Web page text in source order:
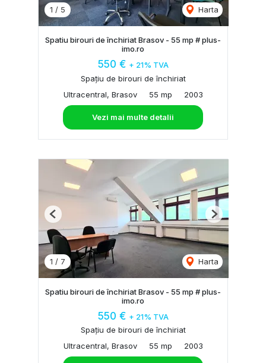
1 / 5 Harta
Spatiu birouri de închiriat Brasov - 55 mp # plus-
imo.ro
550 € + 21% TVA
Spațiu de birouri de închiriat
Ultracentral, Brasov
55 mp 2003
Vezi mai multe detalii
1 / 7 Harta
Previous Next
Spatiu birouri de închiriat Brasov - 55 mp # plus-
imo.ro
550 € + 21% TVA
Spațiu de birouri de închiriat
Ultracentral, Brasov
55 mp 2003